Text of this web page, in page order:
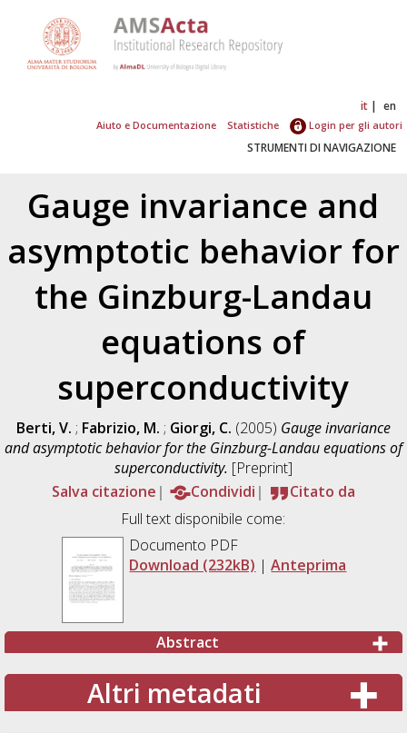
it en
Aiuto e Documentazione Statistiche Login per gli autori
STRUMENTI DI NAVIGAZIONE
Gauge invariance and
asymptotic behavior for
the Ginzburg-Landau
equations of
superconductivity
Berti, V. ; Fabrizio, M. ; Giorgi, C. (2005) Gauge invariance
and asymptotic behavior for the Ginzburg-Landau equations of
superconductivity. [Preprint]
Salva citazione
Condividi
Citato da
Full text disponibile come:
Documento PDF
Download (232kB) |Anteprima
Abstract
Altri metadati